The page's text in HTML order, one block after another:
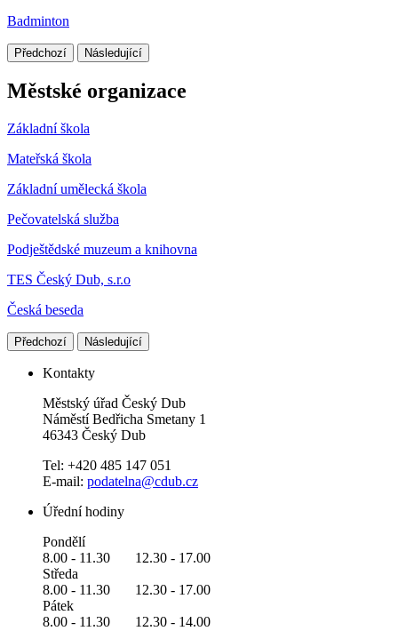
Badminton
Předchozí Následující
Městské organizace
Základní škola
Mateřská škola
Základní umělecká škola
Pečovatelská služba
Podještědské muzeum a knihovna
TES Český Dub, s.r.o
Česká beseda
Předchozí Následující
Kontakty
Městský úřad Český Dub
Náměstí Bedřicha Smetany 1
46343 Český Dub
Tel: +420 485 147 051
E-mail: podatelna@cdub.cz
Úřední hodiny
Pondělí
8.00 - 11.30 12.30 - 17.00
Středa
8.00 - 11.30 12.30 - 17.00
Pátek
8.00 - 11.30 12.30 - 14.00